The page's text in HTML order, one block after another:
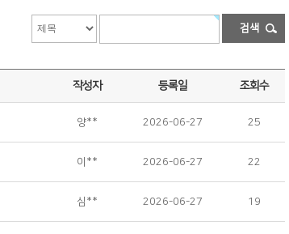
검색
작성자 등록일 조회수
양** 2026-06-27 25
이** 2026-06-27 22
심** 2026-06-27 19